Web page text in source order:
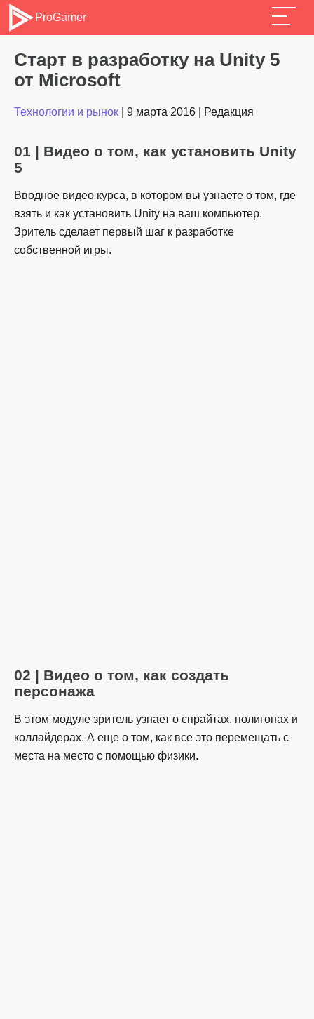
ProGamer
Старт в разработку на Unity 5
от Microsoft
Технологии и рынок 9 марта 2016 Редакция
01 | Видео о том, как установить Unity
5
Вводное видео курса, в котором вы узнаете о том, где
взять и как установить Unity на ваш компьютер.
Зритель сделает первый шаг к разработке
собственной игры.
02 | Видео о том, как создать
персонажа
В этом модуле зритель узнает о спрайтах, полигонах и
коллайдерах. А еще о том, как все это перемещать с
места на место с помощью физики.